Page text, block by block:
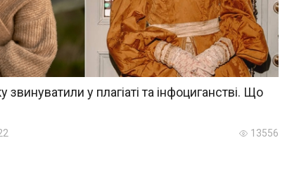
звинуватили у плагіаті та інфоциганстві. Що
13556